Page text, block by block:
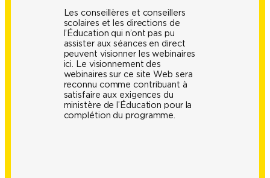
Les conseillères et conseillers
scolaires et les directions de
l’Éducation qui n’ont pas pu
assister aux séances en direct
peuvent visionner les webinaires
ici. Le visionnement des
webinaires sur ce site Web sera
reconnu comme contribuant à
satisfaire aux exigences du
ministère de l’Éducation pour la
complétion du programme.